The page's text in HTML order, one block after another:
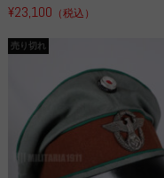
¥23,100 （税込）
売り切れ